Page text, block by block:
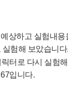
상하고 실험내
험해 보았습니다.
터로 다시 실험
입니다.